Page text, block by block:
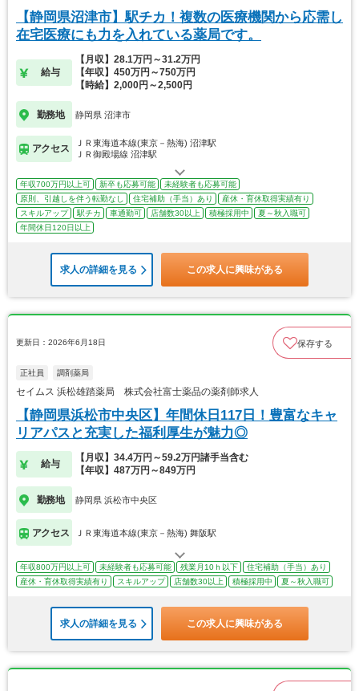
【静岡県沼津市】駅チカ！複数の医療機関から応需し
在宅医療にも力を入れている薬局です。
給与
【月収】28.1万円～31.2万円
【年収】450万円～750万円
【時給】2,000円～2,500円
勤務地 静岡県 沼津市
アクセス
ＪＲ東海道本線(東京－熱海) 沼津駅
ＪＲ御殿場線 沼津駅
年収700万円以上可 新卒も応募可能
未経験者も応募可能
原則、引越しを伴う転勤なし
住宅補助（手当）あり
産休・育休取得実績有り
スキルアップ
駅チカ 車通勤可 店舗数30以上 積極採用中
夏～秋入職可
年間休日120日以上
求人の詳細を見る この求人に興味がある
更新日：2026年6月18日 保存する
正社員 調剤薬局
セイムス 浜松雄踏薬局 株式会社富士薬品の薬剤師求人
【静岡県浜松市中央区】年間休日117日！豊富なキャ
リアパスと充実した福利厚生が魅力◎
給与
【月収】34.4万円～59.2万円諸手当含む
【年収】487万円～849万円
勤務地 静岡県 浜松市中央区
アクセス ＪＲ東海道本線(東京－熱海) 舞阪駅
年収800万円以上可 未経験者も応募可能 残業月10ｈ以下
住宅補助（手当）あり
産休・育休取得実績有り
スキルアップ 店舗数30以上 積極採用中 夏～秋入職可
求人の詳細を見る この求人に興味がある